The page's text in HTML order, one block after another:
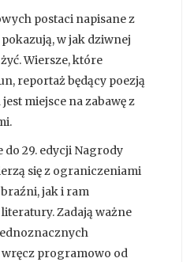
postaci napisane z
w jak dziwnej
Wiersze, które
reportaż będący poezją
miejsce na zabawę z
29. edycji Nagrody
się z ograniczeniami
jak i ram
Zadają ważne
wręcz programowo od